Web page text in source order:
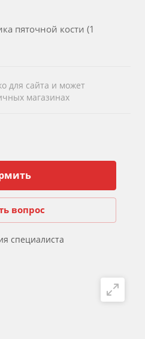
пяточной кости (1
для сайта и может
магазинах
вопрос
специалиста